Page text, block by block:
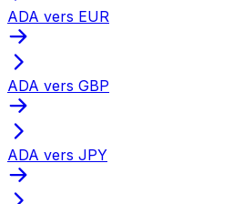
ADA vers EUR
ADA vers GBP
ADA vers JPY